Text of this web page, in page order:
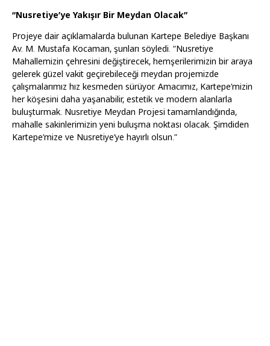
“Nusretiye’ye Yakışır Bir Meydan Olacak”
Projeye dair açıklamalarda bulunan Kartepe Belediye Başkanı
Av. M. Mustafa Kocaman, şunları söyledi. “Nusretiye
Mahallemizin çehresini değiştirecek, hemşerilerimizin bir araya
gelerek güzel vakit geçirebileceği meydan projemizde
çalışmalarımız hız kesmeden sürüyor. Amacımız, Kartepe’mizin
her köşesini daha yaşanabilir, estetik ve modern alanlarla
buluşturmak. Nusretiye Meydan Projesi tamamlandığında,
mahalle sakinlerimizin yeni buluşma noktası olacak. Şimdiden
Kartepe’mize ve Nusretiye’ye hayırlı olsun.”